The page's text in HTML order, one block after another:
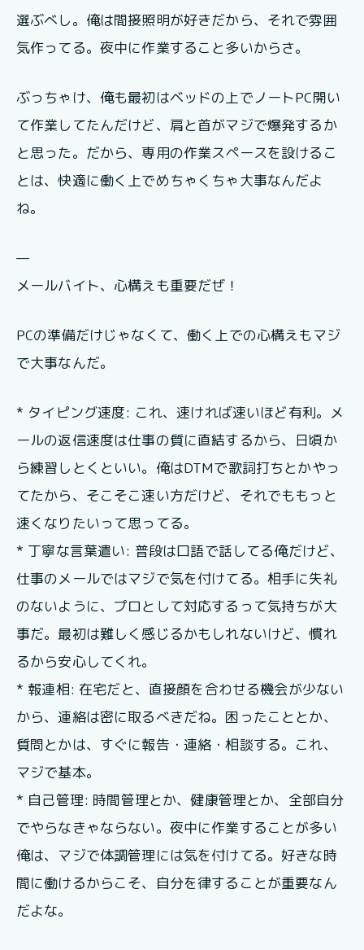
選ぶべし。俺は間接照明が好きだから、それで雰囲
気作ってる。夜中に作業すること多いからさ。
ぶっちゃけ、俺も最初はベッドの上でノートPC開い
て作業してたんだけど、肩と首がマジで爆発するか
と思った。だから、専用の作業スペースを設けるこ
とは、快適に働く上でめちゃくちゃ大事なんだよ
ね。
—
メールバイト、心構えも重要だぜ！
PCの準備だけじゃなくて、働く上での心構えもマジ
で大事なんだ。
* タイピング速度: これ、速ければ速いほど有利。メ
ールの返信速度は仕事の質に直結するから、日頃か
ら練習しとくといい。俺はDTMで歌詞打ちとかやっ
てたから、そこそこ速い方だけど、それでももっと
速くなりたいって思ってる。
* 丁寧な言葉遣い: 普段は口語で話してる俺だけど、
仕事のメールではマジで気を付けてる。相手に失礼
のないように、プロとして対応するって気持ちが大
事だ。最初は難しく感じるかもしれないけど、慣れ
るから安心してくれ。
* 報連相: 在宅だと、直接顔を合わせる機会が少ない
から、連絡は密に取るべきだね。困ったこととか、
質問とかは、すぐに報告・連絡・相談する。これ、
マジで基本。
* 自己管理: 時間管理とか、健康管理とか、全部自分
でやらなきゃならない。夜中に作業することが多い
俺は、マジで体調管理には気を付けてる。好きな時
間に働けるからこそ、自分を律することが重要なん
だよな。